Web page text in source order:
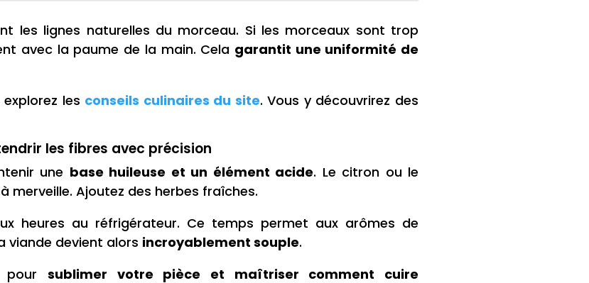
les lignes naturelles du morceau. Si les morceaux sont trop
avec la paume de la main. Cela garantit une uniformité de
les conseils culinaires du site. Vous y découvrirez des
les fibres avec précision
une base huileuse et un élément acide. Le citron ou le
merveille. Ajoutez des herbes fraîches.
heures au réfrigérateur. Ce temps permet aux arômes de
viande devient alors incroyablement souple.
pour sublimer votre pièce et maîtriser comment cuire